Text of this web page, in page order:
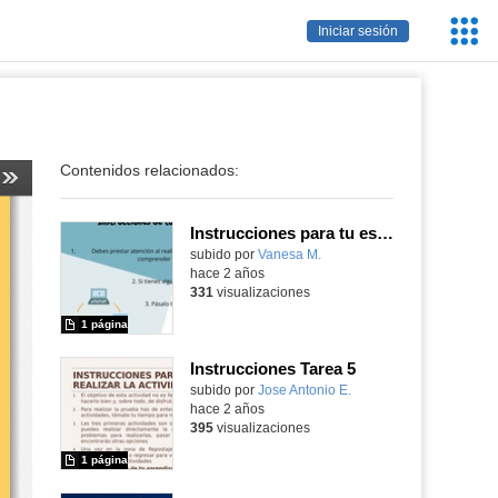
Iniciar sesión
Contenidos relacionados:
Instrucciones para tu espacio de actividades (Tarea 5 - CDD, nivel A2)
Contenido educativo.
subido por Vanesa M.
1 página
hace 2 años
331 visualizaciones
Instrucciones Tarea 5
Contenido educativo.
subido por Jose Antonio E.
1 página
hace 2 años
395visualizaciones